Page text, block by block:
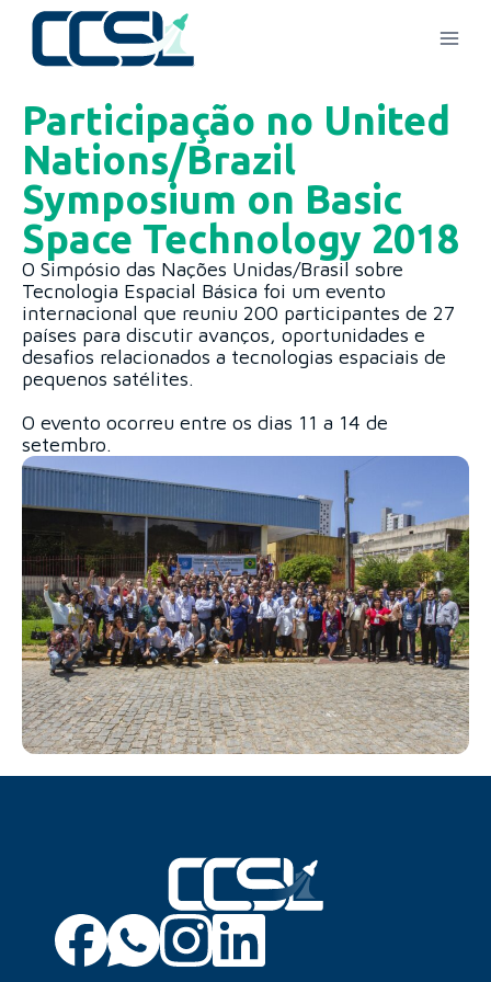
Participação no United
Nations/Brazil
Symposium on Basic
Space Technology 2018
O Simpósio das Nações Unidas/Brasil sobre
Tecnologia Espacial Básica foi um evento
internacional que reuniu 200 participantes de 27
países para discutir avanços, oportunidades e
desafios relacionados a tecnologias espaciais de
pequenos satélites.
O evento ocorreu entre os dias 11 a 14 de
setembro.